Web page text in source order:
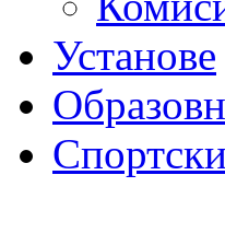
Установе